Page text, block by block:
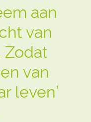
aan
van
Zodat
van
leven’